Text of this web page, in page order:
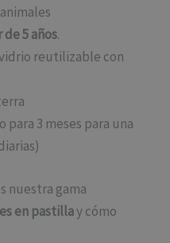
5 años.
reutilizable con
para 3 meses para una
nuestra gama
en pastillay cómo